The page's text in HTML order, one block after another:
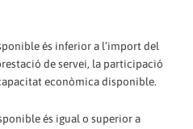
és inferior a l’import del
de servei, la participació
econòmica disponible.
és igual o superior a